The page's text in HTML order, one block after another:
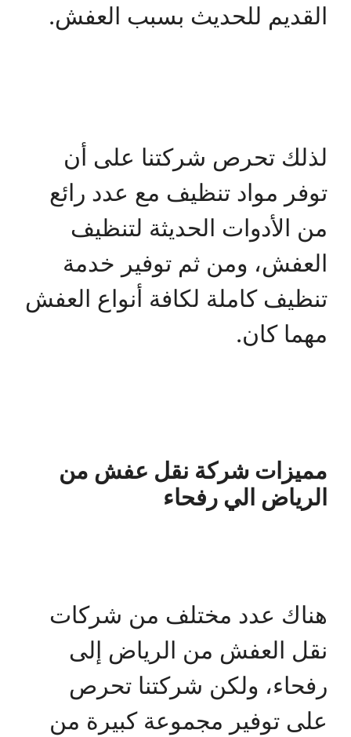
القديم للحديث بسبب العفش.
لذلك تحرص شركتنا على أن
توفر مواد تنظيف مع عدد رائع
من الأدوات الحديثة لتنظيف
العفش، ومن ثم توفير خدمة
تنظيف كاملة لكافة أنواع العفش
مهما كان.
مميزات شركة نقل عفش من
الرياض الي رفحاء
هناك عدد مختلف من شركات
نقل العفش من الرياض إلى
رفحاء، ولكن شركتنا تحرص
على توفير مجموعة كبيرة من